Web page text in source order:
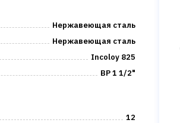
Нержавеющая сталь
Нержавеющая сталь
Incoloy 825
ВР 1 1/2"
12